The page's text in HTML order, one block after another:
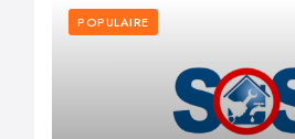
POPULAIRE